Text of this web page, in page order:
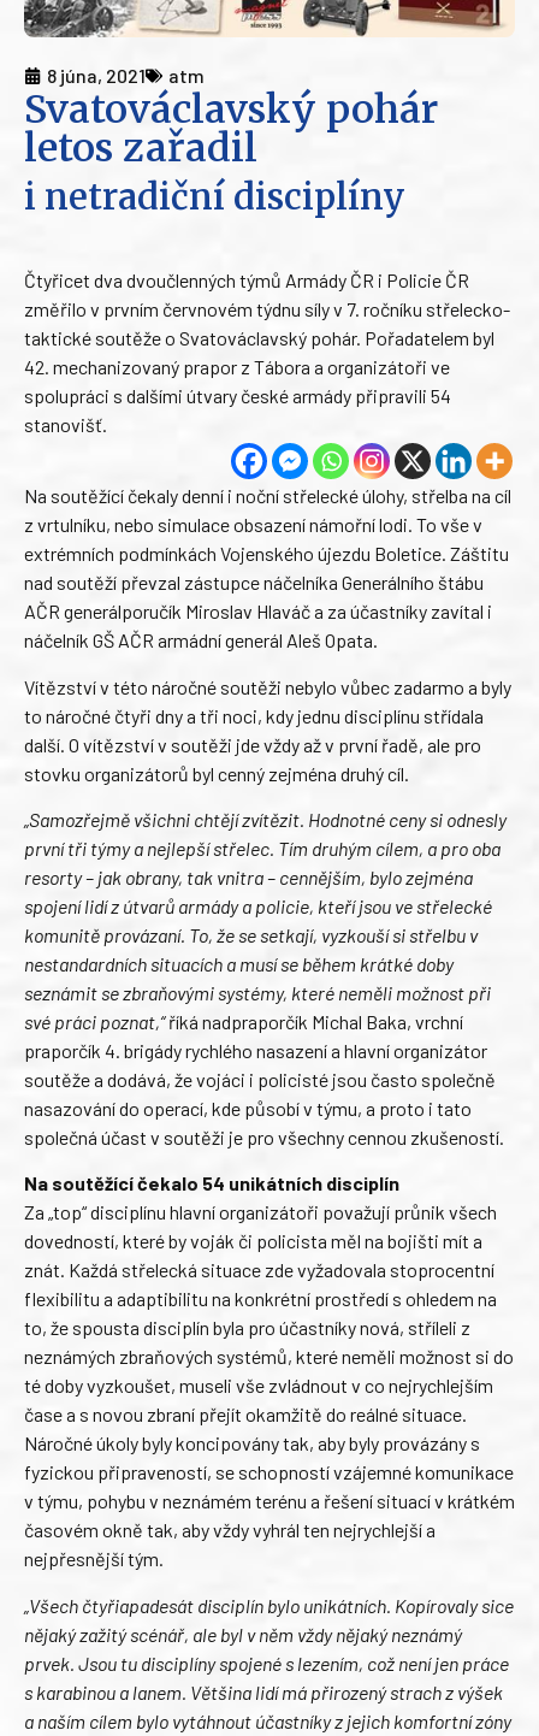
8 júna, 2021 atm
Svatováclavský pohár
letos zařadil
i netradiční disciplíny
Čtyřicet dva dvoučlenných týmů Armády ČR i Policie ČR
změřilo v prvním červnovém týdnu síly v 7. ročníku střelecko-
taktické soutěže o Svatováclavský pohár. Pořadatelem byl
42. mechanizovaný prapor z Tábora a organizátoři ve
spolupráci s dalšími útvary české armády připravili 54
stanovišť.
Na soutěžící čekaly denní i noční střelecké úlohy, střelba na cíl
z vrtulníku, nebo simulace obsazení námořní lodi. To vše v
extrémních podmínkách Vojenského újezdu Boletice. Záštitu
nad soutěží převzal zástupce náčelníka Generálního štábu
AČR generálporučík Miroslav Hlaváč a za účastníky zavítal i
náčelník GŠ AČR armádní generál Aleš Opata.
Vítězství v této náročné soutěži nebylo vůbec zadarmo a byly
to náročné čtyři dny a tři noci, kdy jednu disciplínu střídala
další. O vítězství v soutěži jde vždy až v první řadě, ale pro
stovku organizátorů byl cenný zejména druhý cíl.
„Samozřejmě všichni chtějí zvítězit. Hodnotné ceny si odnesly
první tři týmy a nejlepší střelec. Tím druhým cílem, a pro oba
resorty – jak obrany, tak vnitra – cennějším, bylo zejména
spojení lidí z útvarů armády a policie, kteří jsou ve střelecké
komunitě provázaní. To, že se setkají, vyzkouší si střelbu v
nestandardních situacích a musí se během krátké doby
seznámit se zbraňovými systémy, které neměli možnost při
své práci poznat,“říká nadpraporčík Michal Baka, vrchní
praporčík 4. brigády rychlého nasazení a hlavní organizátor
soutěže a dodává, že vojáci i policisté jsou často společně
nasazování do operací, kde působí v týmu, a proto i tato
společná účast v soutěži je pro všechny cennou zkušeností.
Na soutěžící čekalo 54 unikátních disciplín
Za „top“ disciplínu hlavní organizátoři považují průnik všech
dovedností, které by voják či policista měl na bojišti mít a
znát. Každá střelecká situace zde vyžadovala stoprocentní
flexibilitu a adaptibilitu na konkrétní prostředí s ohledem na
to, že spousta disciplín byla pro účastníky nová, stříleli z
neznámých zbraňových systémů, které neměli možnost si do
té doby vyzkoušet, museli vše zvládnout v co nejrychlejším
čase a s novou zbraní přejít okamžitě do reálné situace.
Náročné úkoly byly koncipovány tak, aby byly provázány s
fyzickou připraveností, se schopností vzájemné komunikace
v týmu, pohybu v neznámém terénu a řešení situací v krátkém
časovém okně tak, aby vždy vyhrál ten nejrychlejší a
nejpřesnější tým.
„Všech čtyřiapadesát disciplín bylo unikátních. Kopírovaly sice
nějaký zažitý scénář, ale byl v něm vždy nějaký neznámý
prvek. Jsou tu disciplíny spojené s lezením, což není jen práce
s karabinou a lanem. Většina lidí má přirozený strach z výšek
a naším cílem bylo vytáhnout účastníky z jejich komfortní zóny